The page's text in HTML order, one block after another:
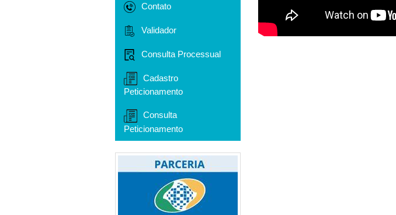
Contato
Validador
Consulta Processual
Cadastro
Peticionamento
Consulta
Peticionamento